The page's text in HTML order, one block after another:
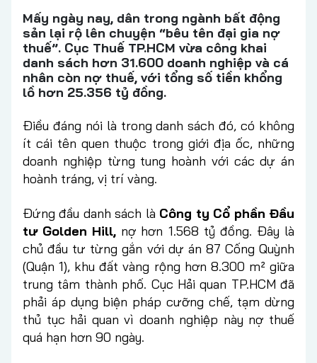
Mấy ngày nay, dân trong ngành bất động
sản lại rộ lên chuyện “bêu tên đại gia nợ
thuế”. Cục Thuế TP.HCM vừa công khai
danh sách hơn 31.600 doanh nghiệp và cá
nhân còn nợ thuế, với tổng số tiền khổng
lồ hơn 25.356 tỷ đồng.
Điều đáng nói là trong danh sách đó, có không
ít cái tên quen thuộc trong giới địa ốc, những
doanh nghiệp từng tung hoành với các dự án
hoành tráng, vị trí vàng.
Đứng đầu danh sách là Công ty Cổ phần Đầu
tư Golden Hill, nợ hơn 1.568 tỷ đồng. Đây là
chủ đầu tư từng gắn với dự án 87 Cống Quỳnh
(Quận 1), khu đất vàng rộng hơn 8.300 m² giữa
trung tâm thành phố. Cục Hải quan TP.HCM đã
phải áp dụng biện pháp cưỡng chế, tạm dừng
thủ tục hải quan vì doanh nghiệp này nợ thuế
quá hạn hơn 90 ngày.